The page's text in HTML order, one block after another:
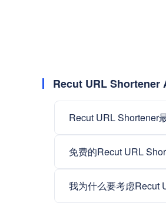
Recut URL Shortener
Recut URL Shortener
免费的Recut URL
我为什么要考虑Recut